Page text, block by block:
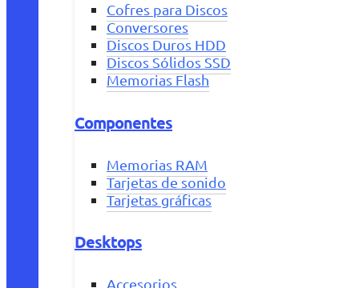
Cofres para Discos
Conversores
Discos Duros HDD
Discos Sólidos SSD
Memorias Flash
Componentes
Memorias RAM
Tarjetas de sonido
Tarjetas gráficas
Desktops
Accesorios